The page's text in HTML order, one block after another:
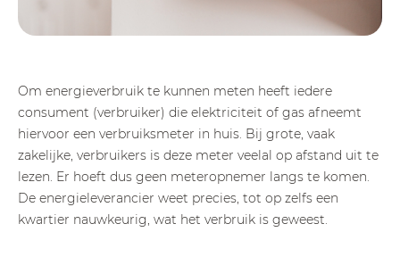
Om energieverbruik te kunnen meten heeft iedere
consument (verbruiker) die elektriciteit of gas afneemt
hiervoor een verbruiksmeter in huis. Bij grote, vaak
zakelijke, verbruikers is deze meter veelal op afstand uit te
lezen. Er hoeft dus geen meteropnemer langs te komen.
De energieleverancier weet precies, tot op zelfs een
kwartier nauwkeurig, wat het verbruik is geweest.